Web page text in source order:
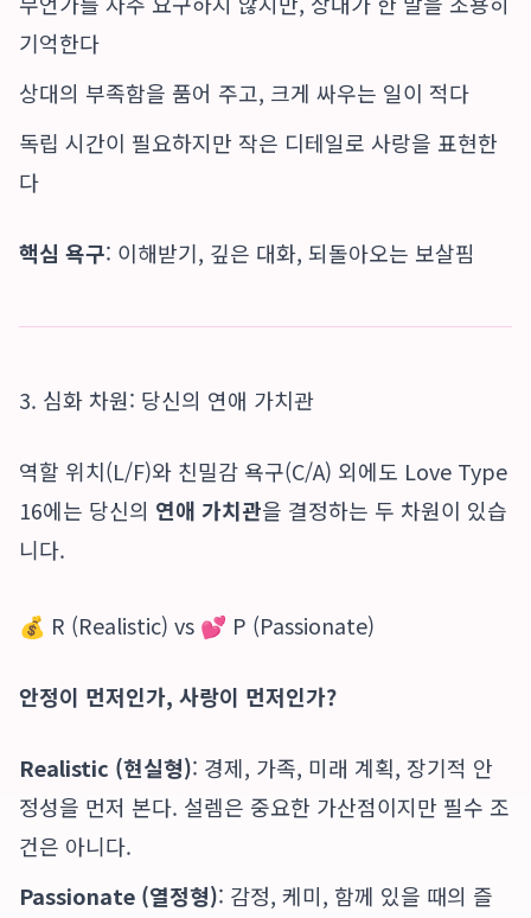
기억한다
상대의 부족함을 품어 주고, 크게 싸우는 일이 적다
독립 시간이 필요하지만 작은 디테일로 사랑을 표현한
다
핵심 욕구: 이해받기, 깊은 대화, 되돌아오는 보살핌
3. 심화 차원: 당신의 연애 가치관
역할 위치(L/F)와 친밀감 욕구(C/A) 외에도 Love Type
16에는 당신의 연애 가치관을 결정하는 두 차원이 있습
니다.
💰 R (Realistic) vs 💕 P (Passionate)
안정이 먼저인가, 사랑이 먼저인가?
Realistic (현실형): 경제, 가족, 미래 계획, 장기적 안
정성을 먼저 본다. 설렘은 중요한 가산점이지만 필수 조
건은 아니다.
Passionate (열정형): 감정, 케미, 함께 있을 때의 즐